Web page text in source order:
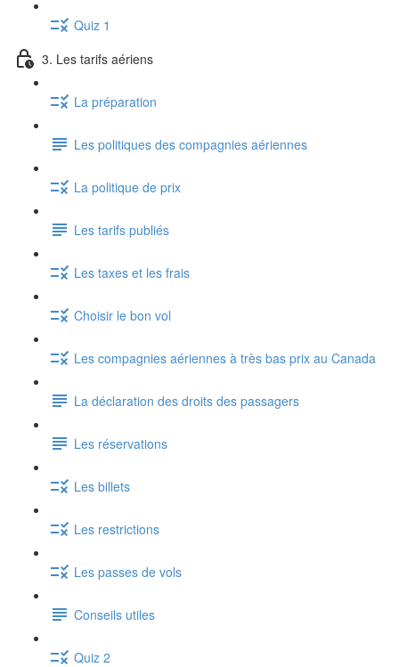
Quiz 1
3. Les tarifs aériens
La préparation
Les politiques des compagnies aériennes
La politique de prix
Les tarifs publiés
Les taxes et les frais
Choisir le bon vol
Les compagnies aériennes à très bas prix au Canada
La déclaration des droits des passagers
Les réservations
Les billets
Les restrictions
Les passes de vols
Conseils utiles
Quiz 2